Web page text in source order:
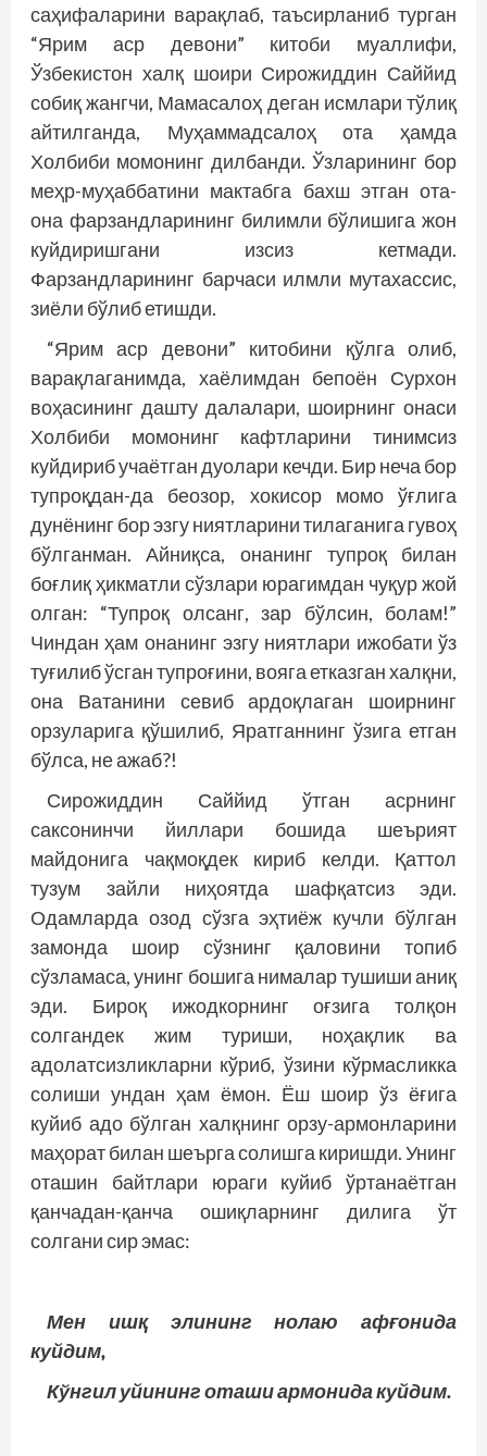
саҳифаларини варақлаб, таъсирланиб турган
“Ярим аср девони” китоби муаллифи,
Ўзбекистон халқ шоири Сирожиддин Саййид
собиқ жангчи, Мамасалоҳ деган исмлари тўлиқ
айтилганда, Муҳаммадсалоҳ ота ҳамда
Холбиби момонинг дилбанди. Ўзларининг бор
меҳр-муҳаббатини мактабга бахш этган ота-
она фарзандларининг билимли бўлишига жон
куйдиришгани изсиз кетмади.
Фарзандларининг барчаси илмли мутахассис,
зиёли бўлиб етишди.
“Ярим аср девони” китобини қўлга олиб,
варақлаганимда, хаёлимдан бепоён Сурхон
воҳасининг дашту далалари, шоирнинг онаси
Холбиби момонинг кафтларини тинимсиз
куйдириб учаётган дуолари кечди. Бир неча бор
тупроқдан-да беозор, хокисор момо ўғлига
дунёнинг бор эзгу ниятларини тилаганига гувоҳ
бўлганман. Айниқса, онанинг тупроқ билан
боғлиқ ҳикматли сўзлари юрагимдан чуқур жой
олган: “Тупроқ олсанг, зар бўлсин, болам!”
Чиндан ҳам онанинг эзгу ниятлари ижобати ўз
туғилиб ўсган тупроғини, вояга етказган халқни,
она Ватанини севиб ардоқлаган шоирнинг
орзуларига қўшилиб, Яратганнинг ўзига етган
бўлса, не ажаб?!
Сирожиддин Саййид ўтган асрнинг
саксонинчи йиллари бошида шеърият
майдонига чақмоқдек кириб келди. Қаттол
тузум зайли ниҳоятда шафқатсиз эди.
Одамларда озод сўзга эҳтиёж кучли бўлган
замонда шоир сўзнинг қаловини топиб
сўзламаса, унинг бошига нималар тушиши аниқ
эди. Бироқ ижодкорнинг оғзига толқон
солгандек жим туриши, ноҳақлик ва
адолатсизликларни кўриб, ўзини кўрмасликка
солиши ундан ҳам ёмон. Ёш шоир ўз ёғига
куйиб адо бўлган халқнинг орзу-армонларини
маҳорат билан шеърга солишга киришди. Унинг
оташин байтлари юраги куйиб ўртанаётган
қанчадан-қанча ошиқларнинг дилига ўт
солгани сир эмас:
Мен ишқ элининг нолаю афғонида
куйдим,
Кўнгил уйининг оташи армонида куйдим.